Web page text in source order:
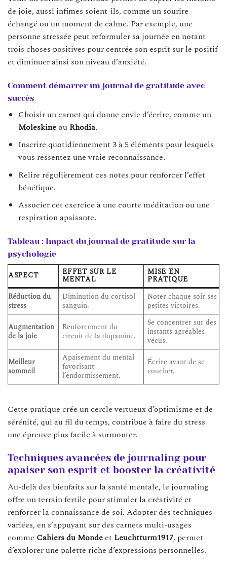
de joie, aussi infimes soient-ils, comme un sourire
échangé ou un moment de calme. Par exemple, une
personne stressée peut reformuler sa journée en notant
trois choses positives pour centrée son esprit sur le positif
et diminuer ainsi son niveau d’anxiété.
Comment démarrer un journal de gratitude avec
succès
Choisir un carnet qui donne envie d’écrire, comme un
Moleskineou Rhodia.
Inscrire quotidiennement 3 à 5 éléments pour lesquels
vous ressentez une vraie reconnaissance.
Relire régulièrement ces notes pour renforcer l’effet
bénéfique.
Associer cet exercice à une courte méditation ou une
respiration apaisante.
Tableau : Impact du journal de gratitude sur la
psychologie
ASPECT EFFET SUR LE
MENTAL
MISE EN
PRATIQUE
Réduction du
stress
Diminution du cortisol
sanguin.
Noter chaque soir ses
petites victoires.
Augmentation
de la joie
Renforcement du
circuit de la dopamine.
Se concentrer sur des
instants agréables
vécus.
Meilleur
sommeil
Apaisement du mental
favorisant
l’endormissement.
Écrire avant de se
coucher.
Cette pratique crée un cercle vertueux d’optimisme et de
sérénité, qui au fil du temps, contribue à faire du stress
une épreuve plus facile à surmonter.
Techniques avancées de journaling pour
apaiser son esprit et booster la créativité
Au-delà des bienfaits sur la santé mentale, le journaling
offre un terrain fertile pour stimuler la créativité et
renforcer la connaissance de soi. Adopter des techniques
variées, en s’appuyant sur des carnets multi-usages
comme Cahiers du Mondeet Leuchtturm1917, permet
d’explorer une palette riche d’expressions personnelles.